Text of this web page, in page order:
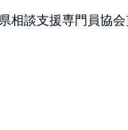
相談支援専門員協